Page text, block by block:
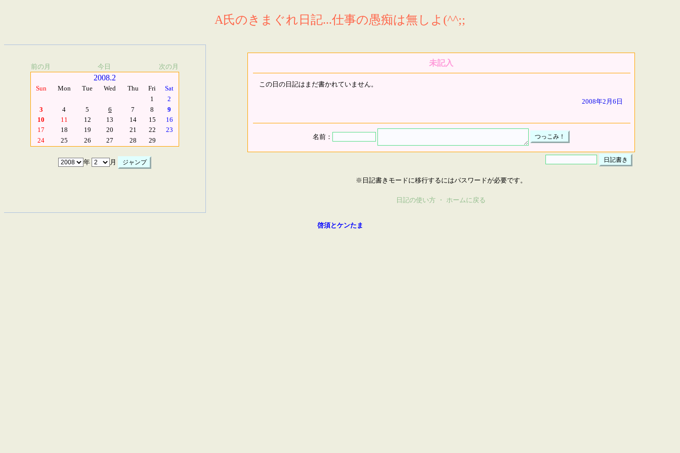
A氏のきまぐれ日記...仕事の愚痴は無しよ(^^;;
前の月 今日 次の月
2008.2
Sun Mon Tue Wed Thu Fri
Sat
1
2
3
4 5 6 7 8
9
10
11 12 13 14 15
16
17
18 19 20 21 22
23
24
25 26 27 28 29
年 月
未記入
この日の日記はまだ書かれていません。
2008年2月6日
名前：
※日記書きモードに移行するにはパスワードが必要です。
日記の使い方 ・ ホームに戻る
啓須とケンたま